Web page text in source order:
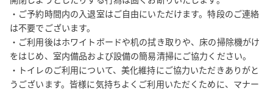
合わせください。
https://help.spacee.jp/hc/ja/requests/new?
ticket_form_id=360001931973
・予約変更については、ご予約日時が元より後となる場合、ご予
約時間が元より短くなる場合、又はご利用料金が元より少額とな
る場合は、お受けいたしかねます。
・ご予約時間内の入退室はご自由にいただけます。特段のご連絡
は不要でございます。
・ご利用後はホワイトボードや机の拭き取りや、床の掃除機がけ
をはじめ、室内備品および設備の簡易清掃にご協力ください。
・トイレのご利用について、美化維持にご協力いただきありがと
うございます。皆様に気持ちよくご利用いただくために、マナー